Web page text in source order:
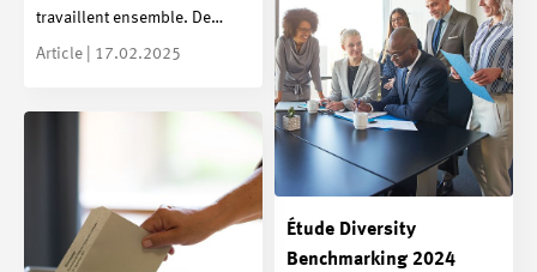
travaillent ensemble. De…
Article | 17.02.2025
Étude Diversity
Benchmarking 2024